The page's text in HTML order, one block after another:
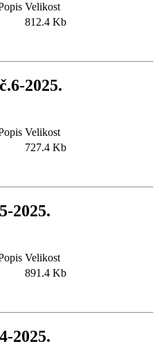
Velikost
812.4 Kb
2025.
Velikost
727.4 Kb
2025.
Velikost
891.4 Kb
2025.